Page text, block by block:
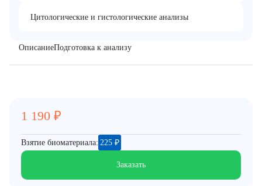
Цитологические и гистологические анализы
ОписаниеПодготовка к анализу
1 190 ₽
Взятие биоматериала: 225 ₽
Заказать